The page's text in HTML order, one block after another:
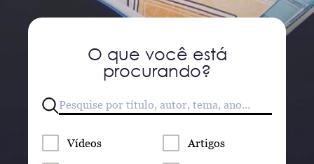
O que você está
procurando?
Vídeos Artigos